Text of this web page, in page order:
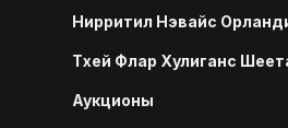
Нирритил Нэвайс
Тхей Флар Хулиганс
Аукционы